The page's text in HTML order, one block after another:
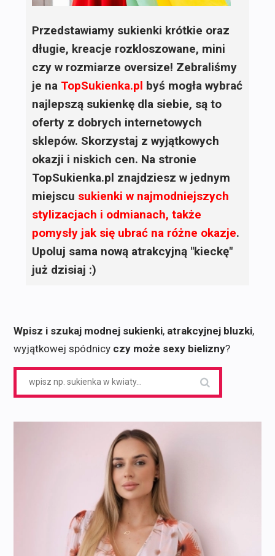
Przedstawiamy sukienki krótkie oraz
długie, kreacje rozkloszowane, mini
czy w rozmiarze oversize! Zebraliśmy
je na TopSukienka.pl byś mogła wybrać
najlepszą sukienkę dla siebie, są to
oferty z dobrych internetowych
sklepów. Skorzystaj z wyjątkowych
okazji i niskich cen. Na stronie
TopSukienka.pl znajdziesz w jednym
miejscu sukienki w najmodniejszych
stylizacjach i odmianach, także
pomysły jak się ubrać na różne okazje.
Upoluj sama nową atrakcyjną "kieckę"
już dzisiaj :)
Wpisz i szukaj modnej sukienki, atrakcyjnej bluzki,
wyjątkowej spódnicy czy może sexy bielizny?